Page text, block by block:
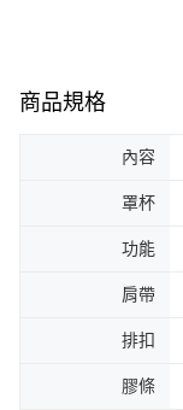
商品規格
內容
罩杯
功能
肩帶
排扣
膠條